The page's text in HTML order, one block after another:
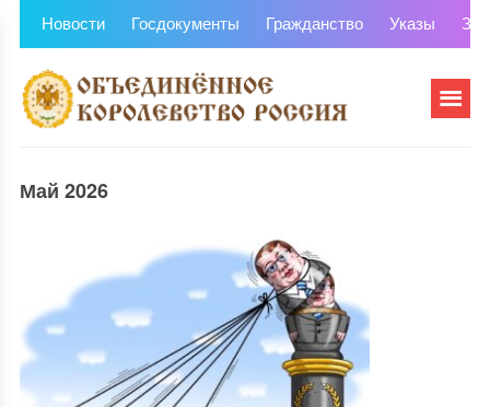
Новости Госдокументы Гражданство Указы
Май 2026